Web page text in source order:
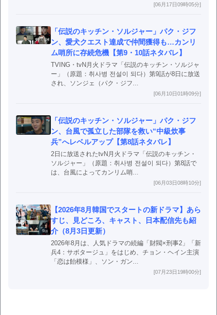
[06月17日09時05分]
「伝説のキッチン・ソルジャー」パク・ジフ
ン、愛犬クエスト達成で仲間獲得も…カンリ
ム哨所に存続危機【第9・10話ネタバレ】
TVING・tvN月火ドラマ「伝説のキッチン・ソルジャ
ー」（原題：취사병 전설이 되다）第9話が8日に放送
され、ソンジェ（パク・ジフ...
[06月10日01時09分]
「伝説のキッチン・ソルジャー」パク・ジフ
ン、台風で孤立した部隊を救い“中級炊事
兵”へレベルアップ【第8話ネタバレ】
2日に放送されたtvN月火ドラマ「伝説のキッチン・
ソルジャー」（原題：취사병 전설이 되다）第8話で
は、台風によってカンリム哨...
[06月03日08時10分]
【2026年8月韓国でスタートの新ドラマ】あら
すじ、見どころ、キャスト、日本配信先も紹
介（8月3日更新）
2026年8月は、人気ドラマの続編「財閥×刑事2」「新
兵4：サボタージュ」をはじめ、チョン・ヘイン主演
「恋は飴模様」、ソン・ガン...
[07月23日19時00分]